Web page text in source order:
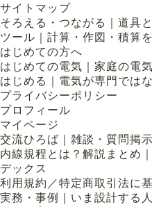
サイトマップ
そろえる・つながる｜道具
ツール｜計算・作図・積算
はじめての方へ
はじめての電気｜家庭の電
はじめる｜電気が専門では
プライバシーポリシー
プロフィール
マイページ
交流ひろば｜雑談・質問掲
内線規程とは？解説まとめ
デックス
利用規約／特定商取引法に
実務・事例｜いま設計する